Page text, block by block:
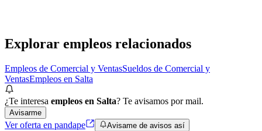
Explorar empleos relacionados
Empleos de Comercial y VentasSueldos de Comercial y
VentasEmpleos en Salta
¿Te interesa empleos en Salta? Te avisamos por mail.
Avisarme
Ver oferta en pandape Avisame de avisos así